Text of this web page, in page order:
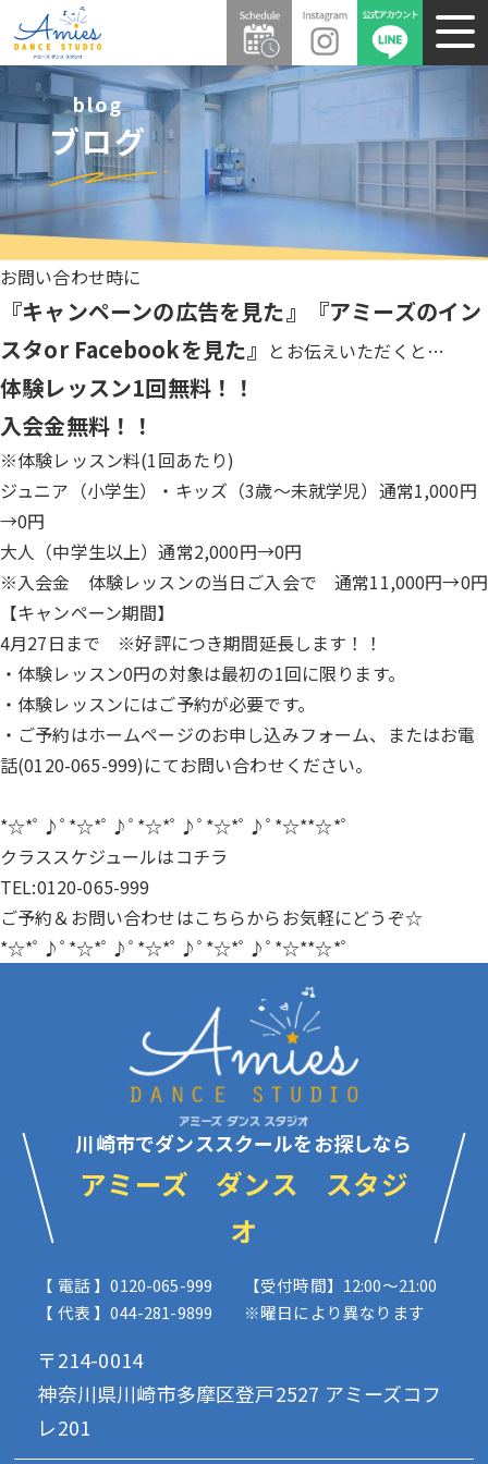
blog
ブログ
お問い合わせ時に
『キャンペーンの広告を見た』『アミーズのイン
スタor Facebookを見た』 とお伝えいただくと…
体験レッスン1回無料！！
入会金無料！！
※体験レッスン料(1回あたり)
ジュニア（小学生）・キッズ（3歳〜未就学児）通常1,000円
→0円
大人（中学生以上）通常2,000円→0円
※入会金 体験レッスンの当日ご入会で 通常11,000円→0円
【キャンペーン期間】
4月27日まで ※好評につき期間延長します！！
・体験レッスン0円の対象は最初の1回に限ります。
・体験レッスンにはご予約が必要です。
・ご予約はホームページのお申し込みフォーム、またはお電
話(0120-065-999)にてお問い合わせください。
*☆*ﾟ♪ﾟ*☆*ﾟ♪ﾟ*☆*ﾟ♪ﾟ*☆*ﾟ♪ﾟ*☆**☆*ﾟ
クラススケジュールはコチラ
TEL:0120-065-999
ご予約＆お問い合わせはこちらからお気軽にどうぞ☆
*☆*ﾟ♪ﾟ*☆*ﾟ♪ﾟ*☆*ﾟ♪ﾟ*☆*ﾟ♪ﾟ*☆**☆*ﾟ
川崎市でダンススクールをお探しなら
アミーズ ダンス スタジ
オ
【 電話 】0120-065-999
【 代表 】044-281-9899
【受付時間】12:00〜21:00
※曜日により異なります
〒214-0014
神奈川県川崎市多摩区登戸2527 アミーズコフ
レ201